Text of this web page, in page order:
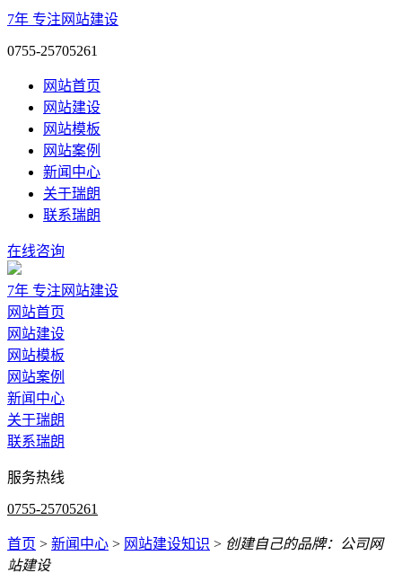
7年 专注网站建设
0755-25705261
网站首页
网站建设
网站模板
网站案例
新闻中心
关于瑞朗
联系瑞朗
在线咨询
7年 专注网站建设
网站首页
网站建设
网站模板
网站案例
新闻中心
关于瑞朗
联系瑞朗
服务热线
0755-25705261
首页 > 新闻中心 > 网站建设知识 > 创建自己的品牌：公司网
站建设